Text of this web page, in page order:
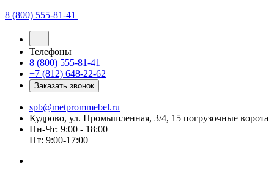
8 (800) 555-81-41
Телефоны
8 (800) 555-81-41
+7 (812) 648-22-62
Заказать звонок
spb@metprommebel.ru
Кудрово, ул. Промышленная, 3/4, 15 погрузочные ворота
Пн-Чт: 9:00 - 18:00
Пт: 9:00-17:00